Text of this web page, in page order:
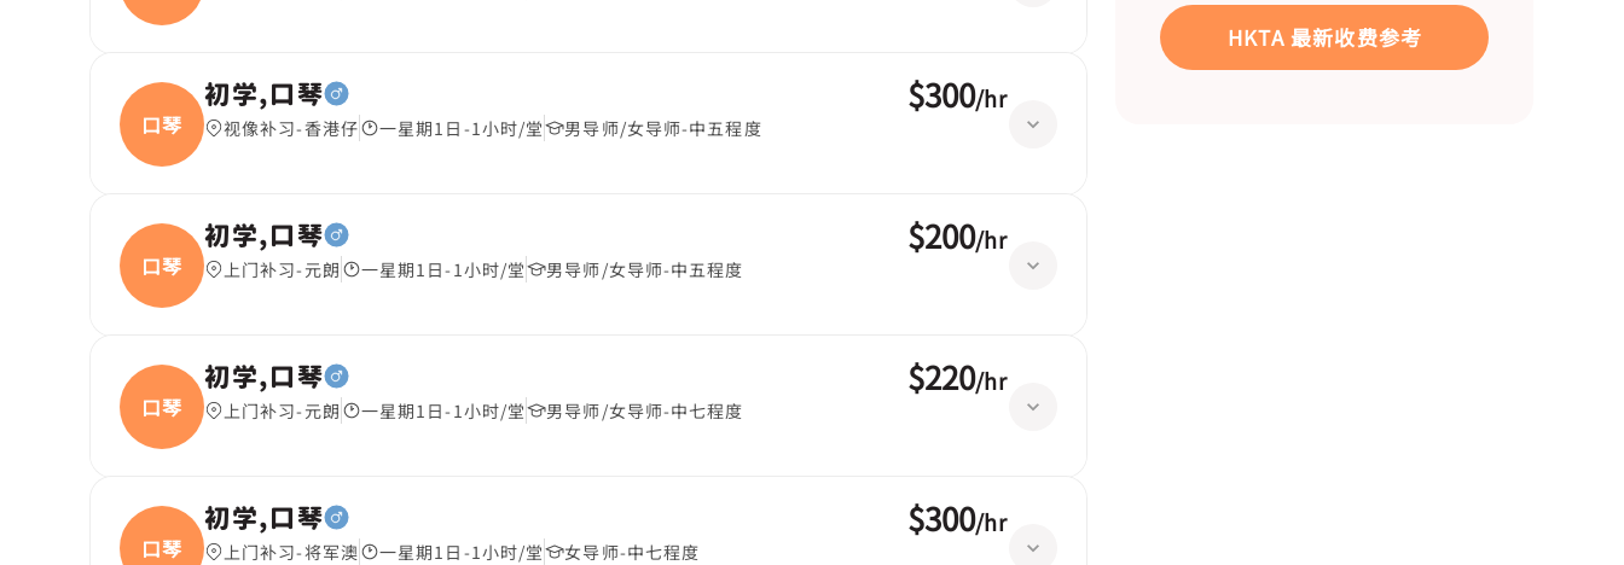
口琴
初学,口琴
视像补习-香港仔 一星期1日-1小时/堂 男导师/女导师-中五程度
$300/hr
口琴
初学,口琴
上门补习-元朗 一星期1日-1小时/堂 男导师/女导师-中五程度
$200/hr
口琴
初学,口琴
上门补习-元朗 一星期1日-1小时/堂 男导师/女导师-中七程度
$220/hr
口琴
初学,口琴
上门补习-将军澳 一星期1日-1小时/堂 女导师-中七程度
$300/hr
HKTA 最新收费参考